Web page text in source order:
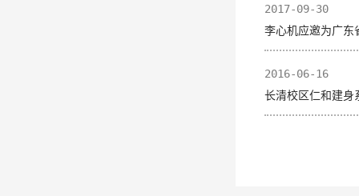
2017-09-30
李心机应邀为广东
2016-06-16
长清校区仁和建身